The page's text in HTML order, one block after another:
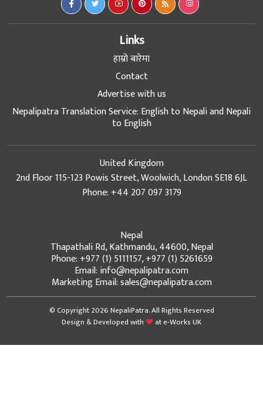
Links
हाम्रो बारेमा
Contact
Advertise with us
Nepalipatra Translation Service: English to Nepali and Nepali
to English
United Kingdom
2nd Floor 115-123 Powis Street, Woolwich, London SE18 6JL
Phone: +44 207 097 3179
Nepal
Thapathali Rd, Kathmandu, 44600, Nepal
Phone: +977 (1) 5111157, +977 (1) 5261659
Email: info@nepalipatra.com
Marketing Email: sales@nepalipatra.com
© Copyright 2026 NepaliPatra. All Rights Reserved
Design & Developed with
ate-Works UK